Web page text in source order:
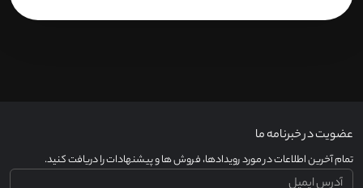
عضویت در خبرنامه ما
تمام آخرین اطلاعات در مورد رویدادها، فروش ها و پیشنهادات را دریافت کنید.